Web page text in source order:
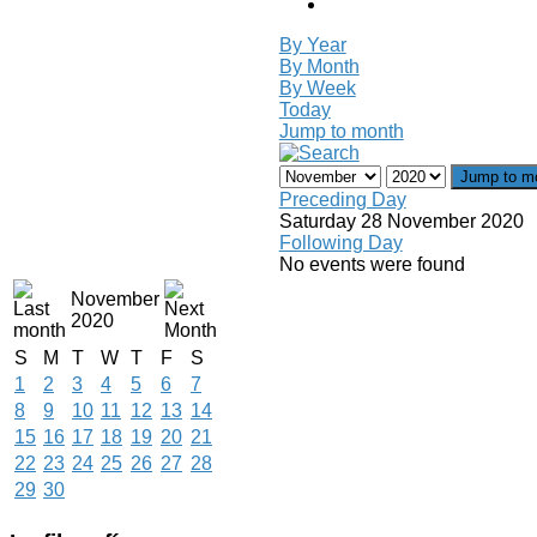
By Year
By Month
By Week
Today
Jump to month
Jump to
Preceding Day
Saturday 28 November 2020
Following Day
No events were found
November
2020
S
M T W T F
S
1
2 3 4 5 6
7
8
9 10 11 12 13 14
15 16 17 18 19 20 21
22 23 24 25 26 27 28
29 30